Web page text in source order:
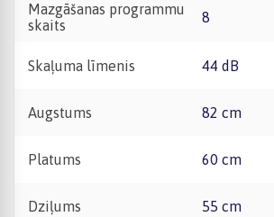
Mazgāšanas programmu
skaits
8
Skaļuma līmenis 44 dB
Augstums 82 cm
Platums 60 cm
Dziļums 55 cm